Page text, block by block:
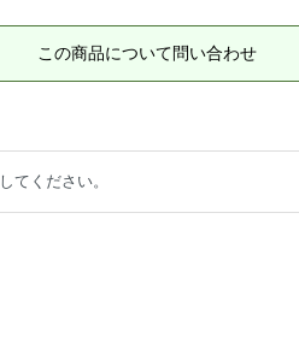
この商品について問い合わせ
してください。